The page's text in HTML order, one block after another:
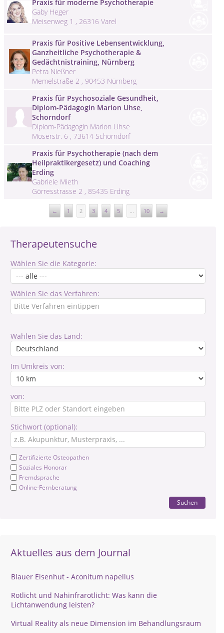
Therapeutensuche
Wählen Sie die Kategorie:
Wählen Sie das Verfahren:
Wählen Sie das Land:
Im Umkreis von:
von:
Stichwort (optional):
Zertifizierte Osteopathen
Soziales Honorar
Fremdsprache
Online-Fernberatung
Suchen
Aktuelles aus dem Journal
Blauer Eisenhut - Aconitum napellus
Rotlicht und Nahinfrarotlicht: Was kann die
Lichtanwendung leisten?
Virtual Reality als neue Dimension im Behandlungsraum
Praxis für moderne Psychotherapie
Gaby Heger
Meisenweg 1 , 26316 Varel
Praxis für Positive Lebensentwicklung,
Ganzheitliche Psychotherapie &
Gedächtnistraining, Nürnberg
Petra Nießner
Memelstraße 2 , 90453 Nürnberg
Praxis für Psychosoziale Gesundheit,
Diplom-Pädagogin Marion Uhse,
Schorndorf
Diplom-Pädagogin Marion Uhse
Moserstr. 6 , 73614 Schorndorf
Praxis für Psychotherapie (nach dem
Heilpraktikergesetz) und Coaching
Erding
Gabriele Mieth
Görresstrasse 2 , 85435 Erding
← 1 2 3 4 5 ... 10 →